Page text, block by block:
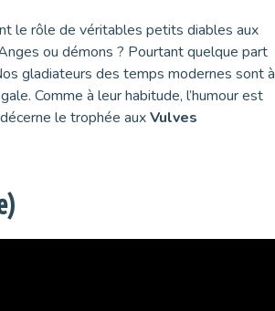
le rôle de véritables petits diables aux
ou démons ? Pourtant quelque part
gladiateurs des temps modernes sont à
Comme à leur habitude, l’humour est
le trophée auxVulves